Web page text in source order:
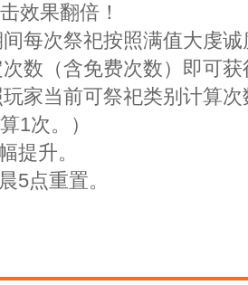
效果翻倍！
每次祭祀按照满值大虔诚
数（含免费次数）即可获
当前可祭祀类别计算次
1次。）
提升。
点重置。